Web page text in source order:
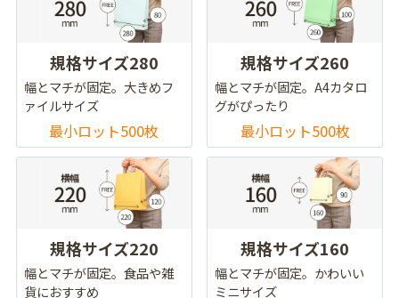
規格サイズ280
幅とマチが固定。大きめフ
ァイルサイズ
最小ロット500枚
規格サイズ260
幅とマチが固定。A4カタロ
グがぴったり
最小ロット500枚
規格サイズ220
幅とマチが固定。食品や雑
貨におすすめ
規格サイズ160
幅とマチが固定。かわいい
ミニサイズ